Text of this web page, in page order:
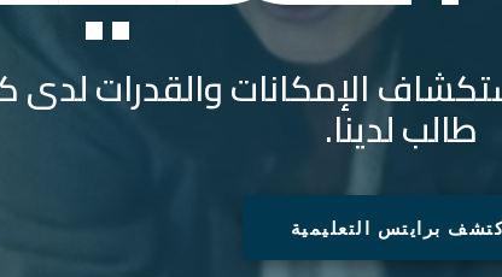
الإمكانات والقدرات
طالب لدينا.
برايتس التعليمية